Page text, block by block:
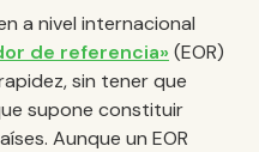
a nivel internacional
de referencia» (EOR)
sin tener que
supone constituir
Aunque un EOR